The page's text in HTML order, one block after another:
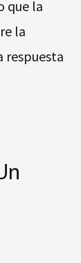
que la
la
respuesta